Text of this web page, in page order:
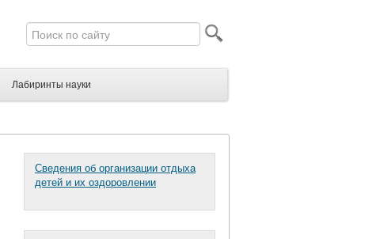
Лабиринты науки
Сведения об организации отдыха
детей и их оздоровлении